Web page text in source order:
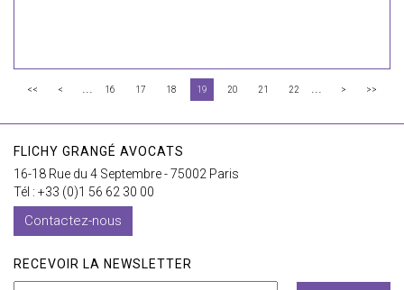
<< < ... 16 17 18 19 20 21 22 ... > >>
FLICHY GRANGÉ AVOCATS
16-18 Rue du 4 Septembre - 75002 Paris
Tél : +33 (0)1 56 62 30 00
Contactez-nous
RECEVOIR LA NEWSLETTER